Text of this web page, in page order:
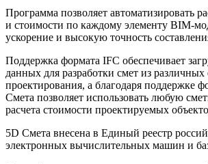
Программа позволяет автоматизировать
и стоимости по каждому элементу BIM-
ускорение и высокую точность
Поддержка формата IFC обеспечивает
данных для разработки смет из различных
проектирования, а благодаря поддержке
Смета позволяет использовать любую
расчета стоимости проектируемых
5D Смета внесена в Единый реестр
электронных вычислительных машин и